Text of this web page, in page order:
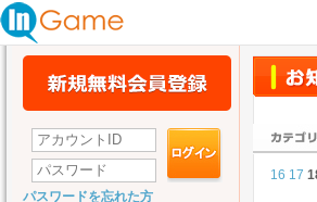
パスワードを忘れた方
16 17